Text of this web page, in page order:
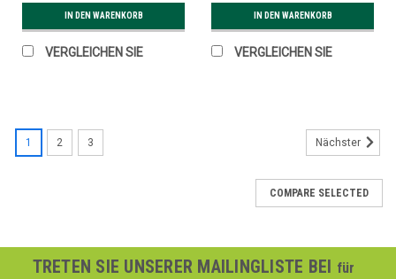
IN DEN WARENKORB
VERGLEICHEN SIE
IN DEN WARENKORB
VERGLEICHEN SIE
1 2 3 Nächster
COMPARE SELECTED
TRETEN SIE UNSERER MAILINGLISTE BEI für